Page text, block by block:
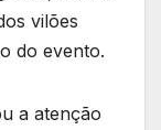
vilões
do evento.
a atenção